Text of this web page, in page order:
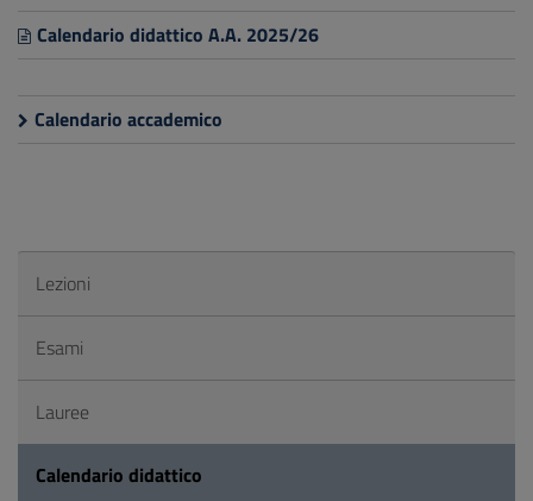
Calendario didattico A.A. 2025/26
Calendario accademico
Lezioni
Esami
Lauree
Calendario didattico